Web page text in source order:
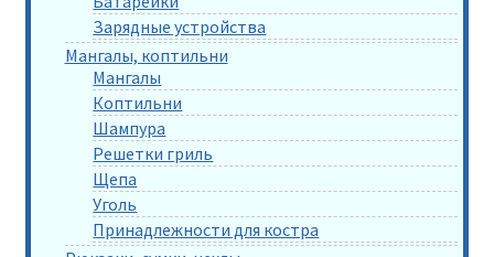
Зарядные устройства
Мангалы, коптильни
Мангалы
Коптильни
Шампура
Решетки гриль
Щепа
Уголь
Принадлежности для костра